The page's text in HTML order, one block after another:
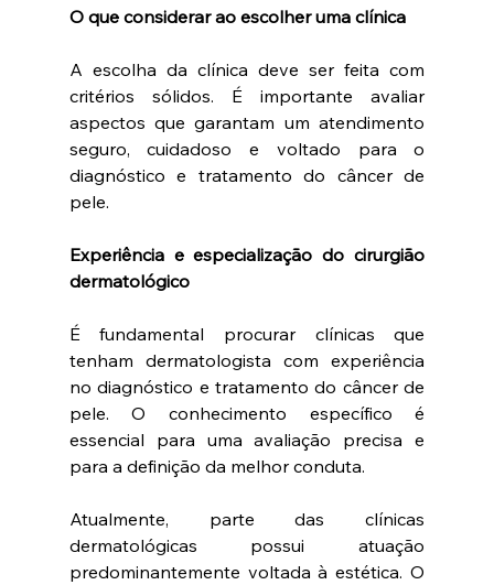
O que considerar ao escolher uma clínica
A escolha da clínica deve ser feita com
critérios sólidos. É importante avaliar
aspectos que garantam um atendimento
seguro, cuidadoso e voltado para o
diagnóstico e tratamento do câncer de
pele.
Experiência e especialização do cirurgião
dermatológico
É fundamental procurar clínicas que
tenham dermatologista com experiência
no diagnóstico e tratamento do câncer de
pele. O conhecimento específico é
essencial para uma avaliação precisa e
para a definição da melhor conduta.
Atualmente, parte das clínicas
dermatológicas possui atuação
predominantemente voltada à estética. O